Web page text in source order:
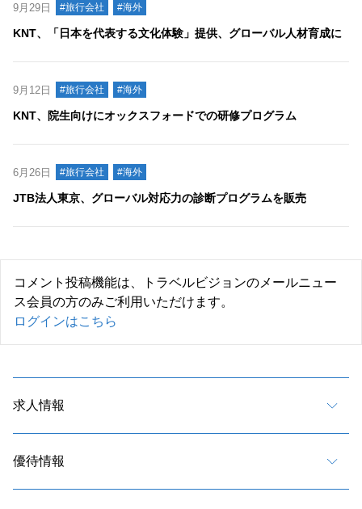
9月29日 #旅行会社 #海外
KNT、「日本を代表する文化体験」提供、グローバル人材育成に
9月12日 #旅行会社 #海外
KNT、院生向けにオックスフォードでの研修プログラム
6月26日 #旅行会社 #海外
JTB法人東京、グローバル対応力の診断プログラムを販売
コメント投稿機能は、トラベルビジョンのメールニュー
ス会員の方のみご利用いただけます。
ログインはこちら
求人情報
優待情報